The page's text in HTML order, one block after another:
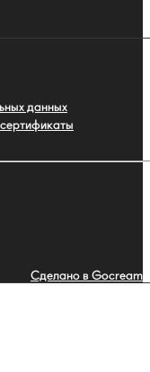
данных
Сделано в Gocream